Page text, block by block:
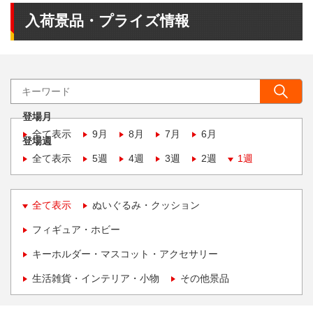
入荷景品・プライズ情報
登場月
全て表示
9月 8月 7月 6月
登場週
全て表示
5週 4週 3週 2週 1週
全て表示 ぬいぐるみ・クッション
フィギュア・ホビー
キーホルダー・マスコット・アクセサリー
生活雑貨・インテリア・小物 その他景品